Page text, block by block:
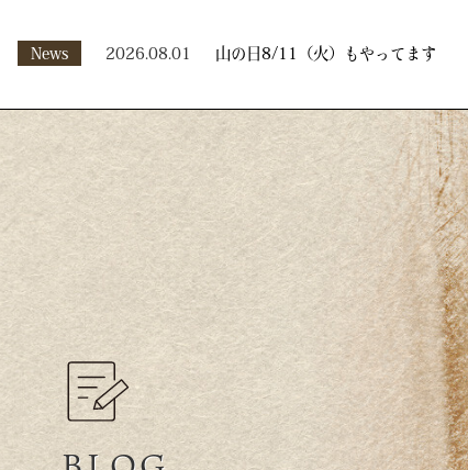
News 2026.08.01 山の日8/11（火）もやってます